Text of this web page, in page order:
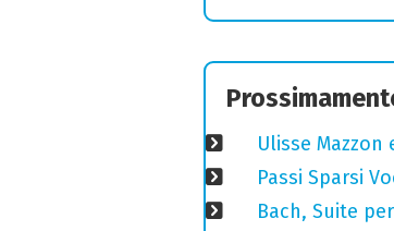
Ulisse Mazzon
Passi Sparsi
Bach, Suite